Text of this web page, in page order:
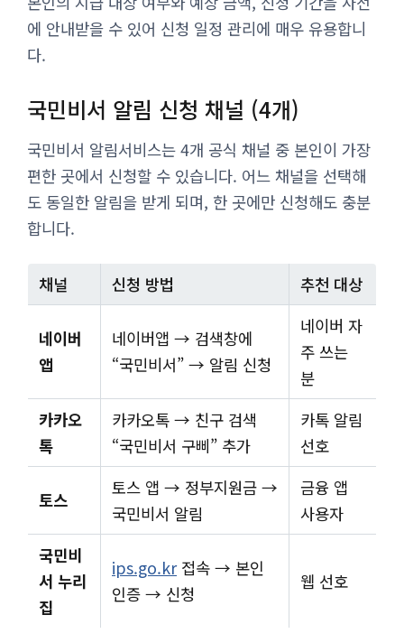
에 안내받을 수 있어 신청 일정 관리에 매우 유용합니
다.
국민비서 알림 신청 채널 (4개)
국민비서 알림서비스는 4개 공식 채널 중 본인이 가장
편한 곳에서 신청할 수 있습니다. 어느 채널을 선택해
도 동일한 알림을 받게 되며, 한 곳에만 신청해도 충분
합니다.
채널 신청 방법 추천 대상
네이버
앱
네이버앱 → 검색창에
“국민비서” → 알림 신청
네이버 자
주 쓰는
분
카카오
톡
카카오톡 → 친구 검색
“국민비서 구삐” 추가
카톡 알림
선호
토스
토스 앱 → 정부지원금 →
국민비서 알림
금융 앱
사용자
국민비
서 누리
집
ips.go.kr접속 → 본인
인증 → 신청
웹 선호